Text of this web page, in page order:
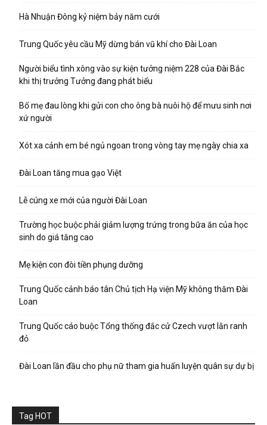
Hà Nhuận Đông kỷ niệm bảy năm cưới
Trung Quốc yêu cầu Mỹ dừng bán vũ khí cho Đài Loan
Người biểu tình xông vào sự kiện tưởng niệm 228 của Đài Bắc
khi thị trưởng Tưởng đang phát biểu
Bố mẹ đau lòng khi gửi con cho ông bà nuôi hộ để mưu sinh nơi
xứ người
Xót xa cảnh em bé ngủ ngoan trong vòng tay mẹ ngày chia xa
Đài Loan tăng mua gạo Việt
Lễ cúng xe mới của người Đài Loan
Trường học buộc phải giảm lượng trứng trong bữa ăn của học
sinh do giá tăng cao
Mẹ kiện con đòi tiền phụng dưỡng
Trung Quốc cảnh báo tân Chủ tịch Hạ viện Mỹ không thăm Đài
Loan
Trung Quốc cáo buộc Tổng thống đắc cử Czech vượt lằn ranh
đỏ
Đài Loan lần đầu cho phụ nữ tham gia huấn luyện quân sự dự bị
Tag HOT